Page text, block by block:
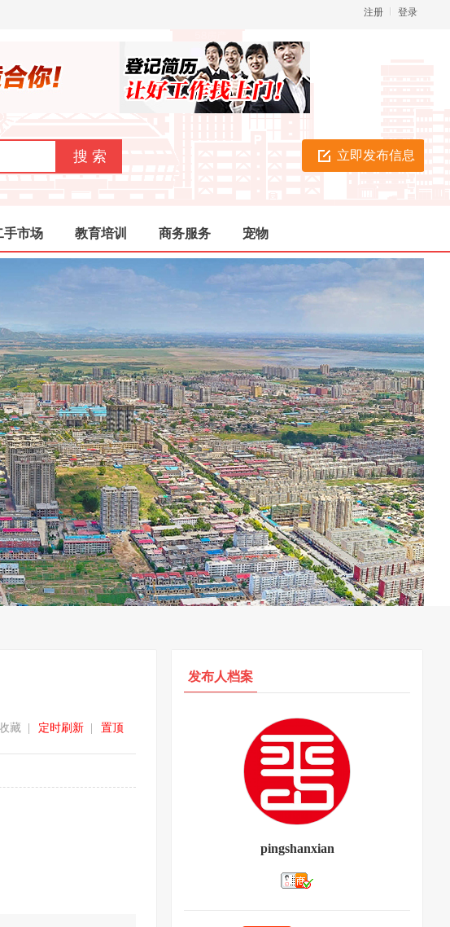
登录
注册
立即发布信息
手市场 教育培训 商务服务 宠物
置顶
定时刷新
藏
发布人档案
pingshanxian